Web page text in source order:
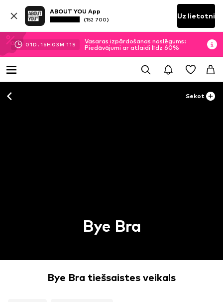
ABOUT YOU App
(152 700) Uz lietotni
01D. 16H 03M 10 S
Vasaras izpārdošanas noslēgums:
Piedāvājumi ar atlaidi līdz 60%
Sekot
Bye Bra
Bye Bra tiešsaistes veikals